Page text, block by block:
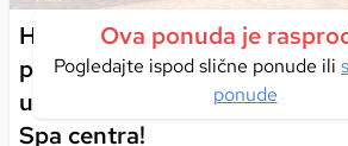
Ova ponuda je
Pogledajte ispod slične ponude ili
ponude
Hotel Nomad 4*, Bjelašnica |
planinskom odmoru iz snova
udobnost i čarobnu
Spa centra!